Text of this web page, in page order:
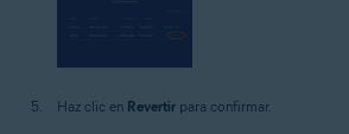
Haz clic en Revertir para confirmar.